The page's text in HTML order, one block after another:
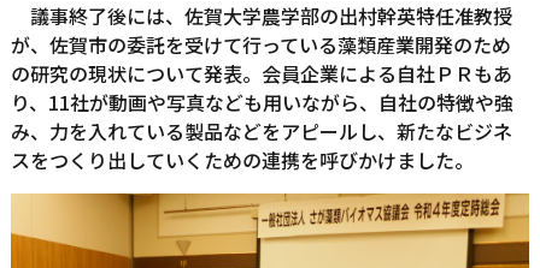
議事終了後には、佐賀大学農学部の出村幹英特任准教授
が、佐賀市の委託を受けて行っている藻類産業開発のため
の研究の現状について発表。会員企業による自社ＰＲもあ
り、11社が動画や写真なども用いながら、自社の特徴や強
み、力を入れている製品などをアピールし、新たなビジネ
スをつくり出していくための連携を呼びかけました。